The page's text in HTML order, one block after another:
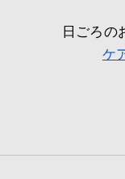
日ごろの
ケ